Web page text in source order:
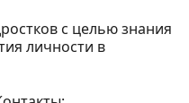
с целью знания
личности в